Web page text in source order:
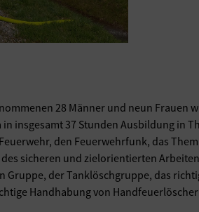
28 Männer und neun
insgesamt 37 Stunden Ausbildung in
den Feuerwehrfunk, das
sicheren und zielorientierten
Gruppe, der Tanklöschgruppe, das
Handhabung von